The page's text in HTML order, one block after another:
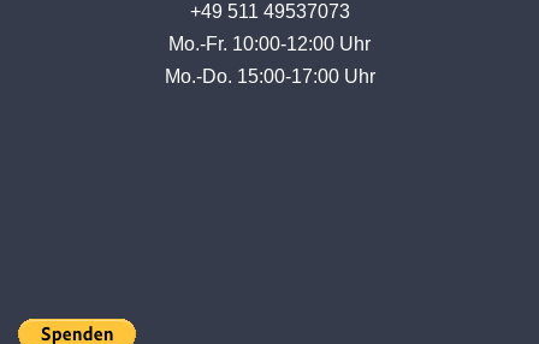
+49 511 49537073
Mo.-Fr. 10:00-12:00 Uhr
Mo.-Do. 15:00-17:00 Uhr